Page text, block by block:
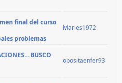
final del curso
problemas
Maries1972
BUSCO
opositaenfer93